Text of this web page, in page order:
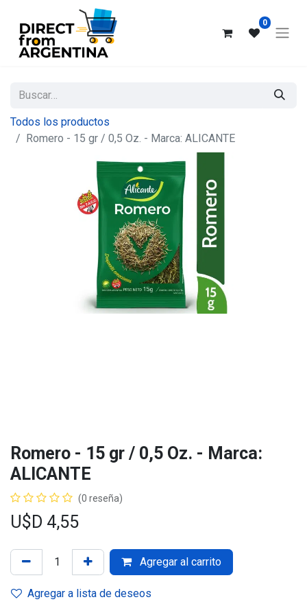
0
Todos los productos
Romero - 15 gr / 0,5 Oz. - Marca: ALICANTE
Romero - 15 gr / 0,5 Oz. - Marca:
ALICANTE
(0 reseña)
U$D 4,55
Agregar al carrito
Agregar a lista de deseos